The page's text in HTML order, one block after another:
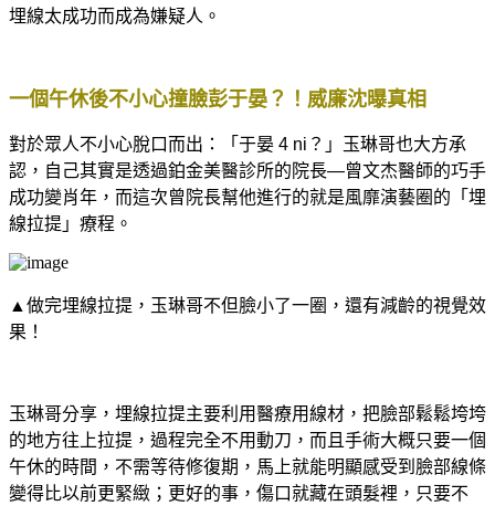
埋線太成功而成為嫌疑人。
一個午休後不小心撞臉彭于晏？！威廉沈曝真相
對於眾人不小心脫口而出：「于晏 4 ni？」玉琳哥也大方承
認，自己其實是透過鉑金美醫診所的院長—曾文杰醫師的巧手
成功變肖年，而這次曾院長幫他進行的就是風靡演藝圈的「埋
線拉提」療程。
▲做完埋線拉提，玉琳哥不但臉小了一圈，還有減齡的視覺效
果！
玉琳哥分享，埋線拉提主要利用醫療用線材，把臉部鬆鬆垮垮
的地方往上拉提，過程完全不用動刀，而且手術大概只要一個
午休的時間，不需等待修復期，馬上就能明顯感受到臉部線條
變得比以前更緊緻；更好的事，傷口就藏在頭髮裡，只要不